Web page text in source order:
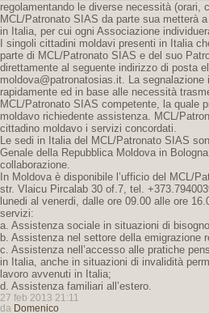
regolamentando le diverse necessità (orari,
MCL/Patronato SIAS da parte sua metterà
in Italia, per cui ogni Associazione
I singoli cittadini moldavi presenti in Italia
parte di MCL/Patronato SIAS e del suo
direttamente al seguente indirizzo di posta
moldova@patronatosias.it. La
rapidamente ed in base alle necessità
MCL/Patronato SIAS competente, la quale
moldavo richiedente assistenza. MCL/
cittadino moldavo i servizi concordati.
Le sedi in Italia del MCL/Patronato SIAS
Genale della Repubblica Moldova in
collaborazione.
In Moldova è disponibile l’ufficio del MCL/
str. Vlaicu Pircalab 30 of.7, tel.
lunedi al venerdi, dalle ore 09.00 alle ore
servizi:
a. Assistenza sociale in situazioni di
b. Assistenza nel settore della emigrazione
c. Assistenza nell’accesso alle pratiche
in Italia, anche in situazioni di invalidità
lavoro avvenuti in Italia;
d. Assistenza familiari all’estero.
27 feb 2013 21:11
da Domenico